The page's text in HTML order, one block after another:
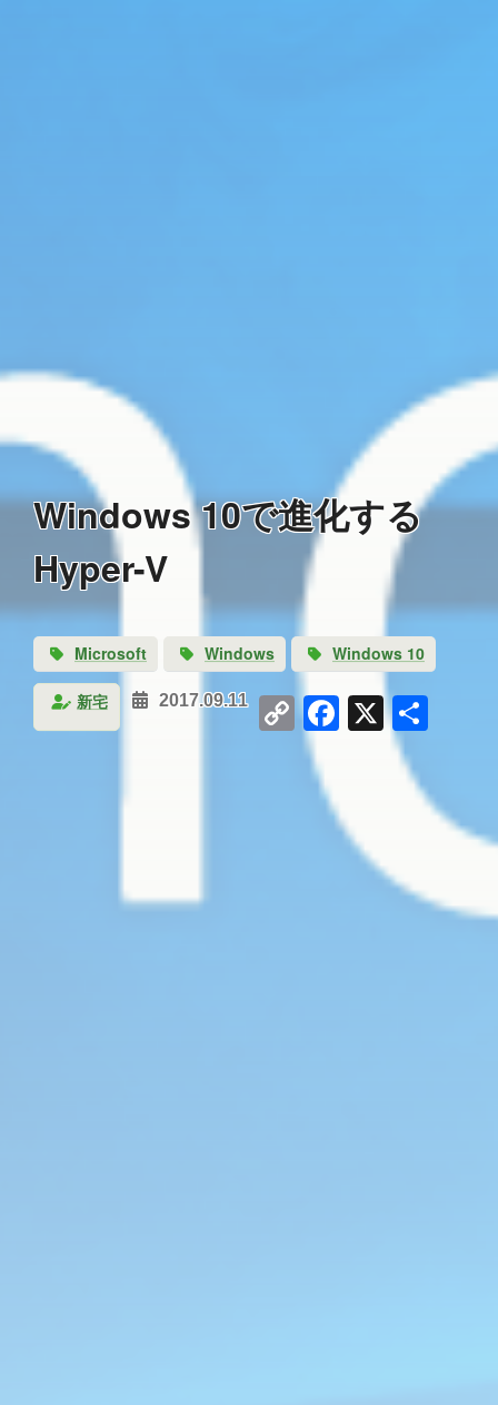
Windows 10で進化する
Hyper-V
Microsoft Windows Windows 10
新宅 2017.09.11 Copy
Link
Facebook
X